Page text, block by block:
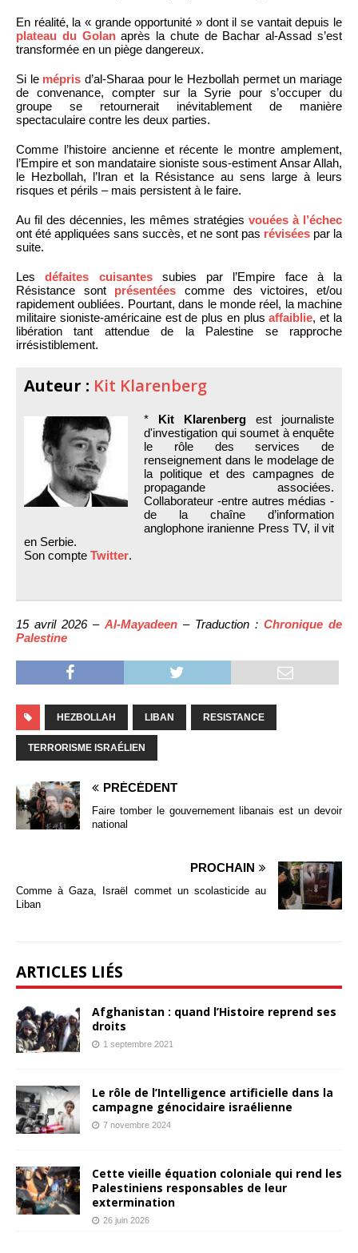
En réalité, la « grande opportunité » dont il se vantait depuis le
plateau du Golanaprès la chute de Bachar al-Assad s’est
transformée en un piège dangereux.
Si le mépris d’al-Sharaa pour le Hezbollah permet un mariage
de convenance, compter sur la Syrie pour s’occuper du
groupe se retournerait inévitablement de manière
spectaculaire contre les deux parties.
Comme l’histoire ancienne et récente le montre amplement,
l’Empire et son mandataire sioniste sous-estiment Ansar Allah,
le Hezbollah, l’Iran et la Résistance au sens large à leurs
risques et périls – mais persistent à le faire.
Au fil des décennies, les mêmes stratégies vouées à l’échec
ont été appliquées sans succès, et ne sont pas révisées par la
suite.
Lesdéfaites cuisantessubies par l’Empire face à la
Résistance sont présentées comme des victoires, et/ou
rapidement oubliées. Pourtant, dans le monde réel, la machine
militaire sioniste-américaine est de plus en plusaffaiblie, et la
libération tant attendue de la Palestine se rapproche
irrésistiblement.
Auteur : Kit Klarenberg
* Kit Klarenberg est journaliste
d'investigation qui soumet à enquête
le rôle des services de
renseignement dans le modelage de
la politique et des campagnes de
propagande associées.
Collaborateur -entre autres médias -
de la chaîne d’information
anglophone iranienne Press TV, il vit
en Serbie.
Son compte Twitter.
15 avril 2026 – Al-Mayadeen – Traduction : Chronique de
Palestine
HEZBOLLAH LIBAN RESISTANCE
TERRORISME ISRAÉLIEN
PRÉCÉDENT
Faire tomber le gouvernement libanais est un devoir
national
PROCHAIN
Comme à Gaza, Israël commet un scolasticide au
Liban
ARTICLES LIÉS
Afghanistan : quand l’Histoire reprend ses
droits
1 septembre 2021
Le rôle de l’Intelligence artificielle dans la
campagne génocidaire israélienne
7 novembre 2024
Cette vieille équation coloniale qui rend les
Palestiniens responsables de leur
extermination
26 juin 2026